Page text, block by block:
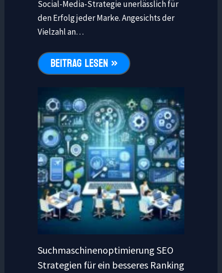
Social-Media-Strategie unerlässlich für
den Erfolg jeder Marke. Angesichts der
Vielzahl an…
BEITRAG LESEN »
Suchmaschinenoptimierung SEO
Strategien für ein besseres Ranking